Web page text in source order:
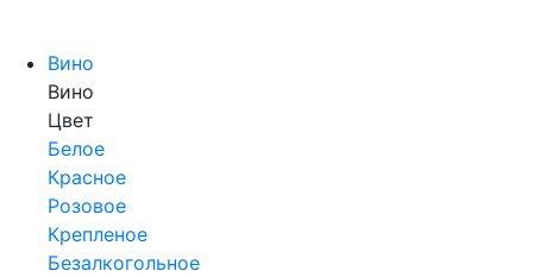
Вино
Вино
Цвет
Белое
Красное
Розовое
Крепленое
Безалкогольное